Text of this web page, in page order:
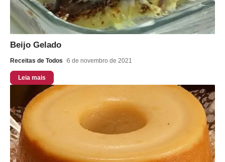
Beijo Gelado
Receitas de Todos 6 de novembro de 2021
Leia mais